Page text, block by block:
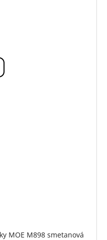
MOE M898 smetanová